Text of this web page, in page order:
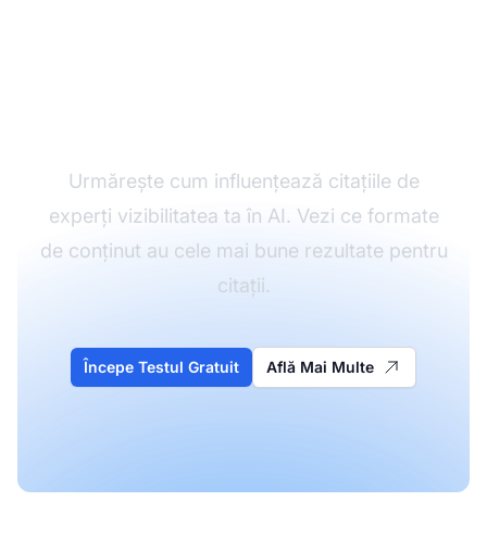
Urmărește cum influențează citațiile de
experți vizibilitatea ta în AI. Vezi ce formate
de conținut au cele mai bune rezultate pentru
citații.
Începe Testul Gratuit Află Mai Multe